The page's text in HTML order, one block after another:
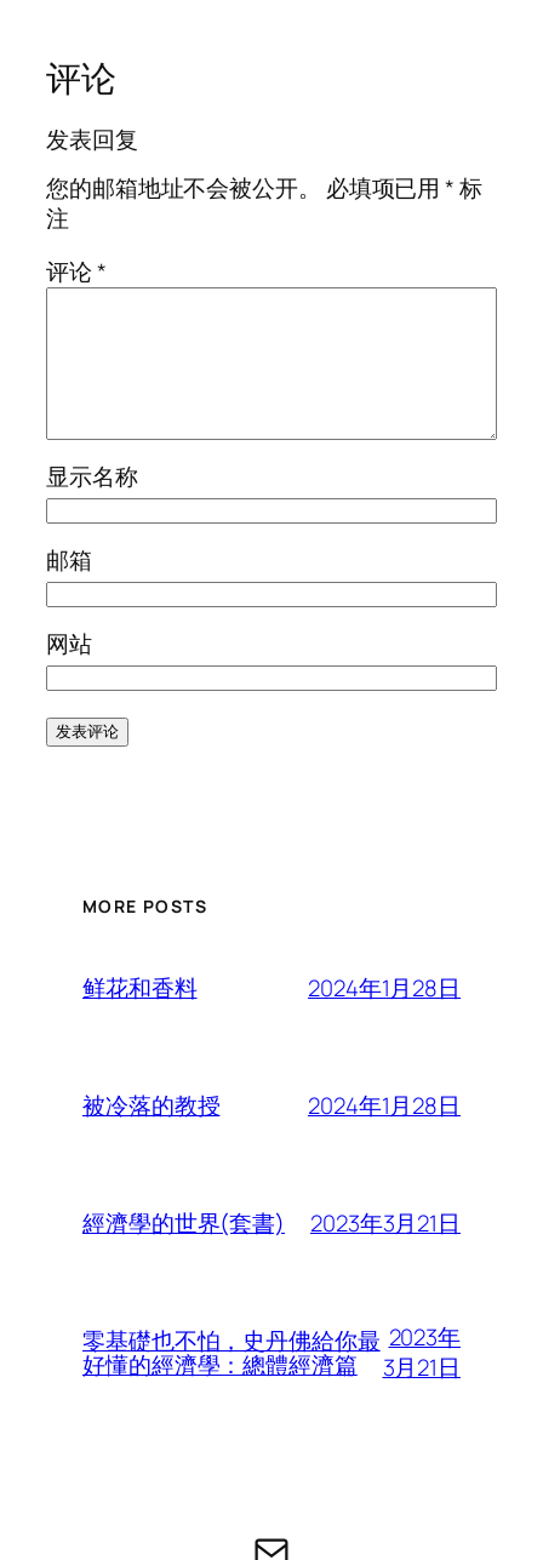
评论
发表回复
您的邮箱地址不会被公开。
必填项已用*标
注
评论*
显示名称
邮箱
网站
MORE POSTS
鲜花和香料 2024年1月28日
被冷落的教授 2024年1月28日
經濟學的世界(套書) 2023年3月21日
零基礎也不怕，史丹佛給你最
好懂的經濟學：總體經濟篇
2023年
3月21日